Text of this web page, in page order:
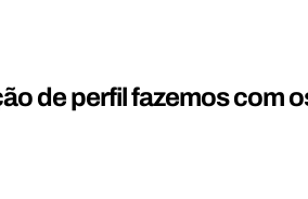
de perfil fazemos com